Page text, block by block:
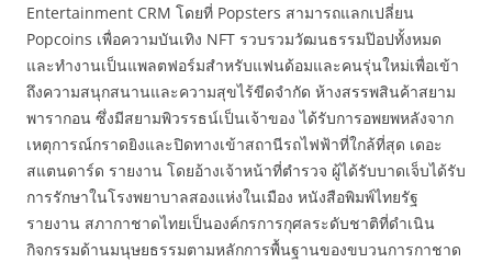
Entertainment CRM โดยที่ Popsters สามารถแลกเปลี่ยน
Popcoins เพื่อความบันเทิง NFT รวบรวมวัฒนธรรมป๊อปทั้งหมด
และทำงานเป็นแพลตฟอร์มสำหรับแฟนด้อมและคนรุ่นใหม่เพื่อเข้า
ถึงความสนุกสนานและความสุขไร้ขีดจำกัด ห้างสรรพสินค้าสยาม
พารากอน ซึ่งมีสยามพิวรรธน์เป็นเจ้าของ ได้รับการอพยพหลังจาก
เหตุการณ์กราดยิงและปิดทางเข้าสถานีรถไฟฟ้าที่ใกล้ที่สุด เดอะ
สแตนดาร์ด รายงาน โดยอ้างเจ้าหน้าที่ตำรวจ ผู้ได้รับบาดเจ็บได้รับ
การรักษาในโรงพยาบาลสองแห่งในเมือง หนังสือพิมพ์ไทยรัฐ
รายงาน สภากาชาดไทยเป็นองค์กรการกุศลระดับชาติที่ดำเนิน
กิจกรรมด้านมนุษยธรรมตามหลักการพื้นฐานของขบวนการกาชาด